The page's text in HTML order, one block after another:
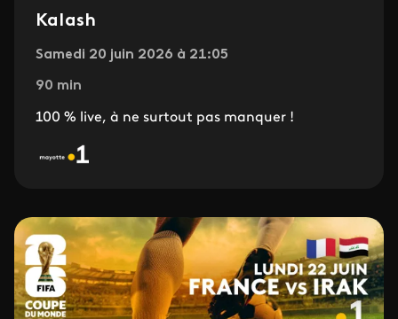
Kalash
Samedi 20 juin 2026 à 21:05
90 min
100 % live, à ne surtout pas manquer !